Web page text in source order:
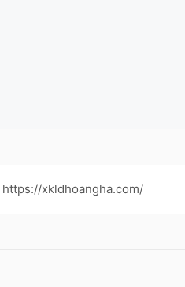
https://xkldhoangha.com/